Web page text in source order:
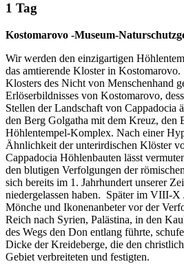
1 Tag
Kostomarovo -Museum-
Wir werden den einzigartigen
das amtierende Kloster in
Klosters des Nicht von Menschenhand
Erlöserbildnisses von Kostomarovo,
Stellen der Landschaft von Cappadocia
den Berg Golgatha mit dem Kreuz, den
Höhlentempel-Komplex. Nach einer
Ähnlichkeit der unterirdischen Klöster
Cappadocia Höhlenbauten lässt
den blutigen Verfolgungen der
sich bereits im 1. Jahrhundert unserer
niedergelassen haben. Später im VIII-X
Mönche und Ikonenanbeter vor der
Reich nach Syrien, Palästina, in den
des Wegs den Don entlang führte,
Dicke der Kreideberge, die den
Gebiet verbreiteten und festigten.